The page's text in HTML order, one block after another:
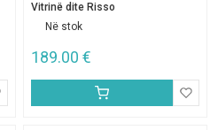
Vitrinë dite Risso
Në stok
189.00 €